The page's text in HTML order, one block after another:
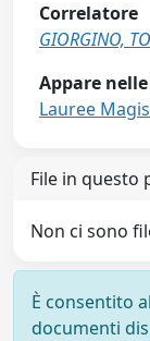
Correlatore
GIORGINO,
Appare
Lauree
File in questo
Non ci sono
È consentito
documenti